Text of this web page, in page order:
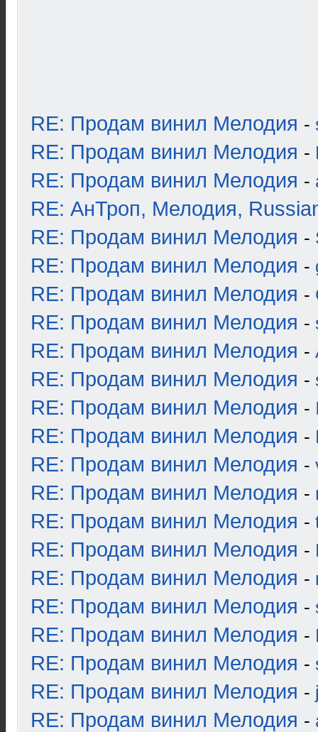
RE: Продам винил Мелодия -
RE: Продам винил Мелодия -
RE: Продам винил Мелодия -
RE: АнТроп, Мелодия,
RE: Продам винил Мелодия -
RE: Продам винил Мелодия -
RE: Продам винил Мелодия -
RE: Продам винил Мелодия -
RE: Продам винил Мелодия -
RE: Продам винил Мелодия -
RE: Продам винил Мелодия -
RE: Продам винил Мелодия -
RE: Продам винил Мелодия -
RE: Продам винил Мелодия -
RE: Продам винил Мелодия -
RE: Продам винил Мелодия -
RE: Продам винил Мелодия -
RE: Продам винил Мелодия -
RE: Продам винил Мелодия -
RE: Продам винил Мелодия -
RE: Продам винил Мелодия -
RE: Продам винил Мелодия -